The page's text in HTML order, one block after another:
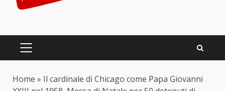
PRIMARY
Home » Il cardinale di Chicago come Papa Giovanni